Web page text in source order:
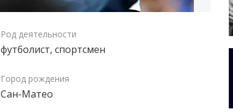
Род деятельности
футболист, спортсмен
Город рождения
Сан-Матео